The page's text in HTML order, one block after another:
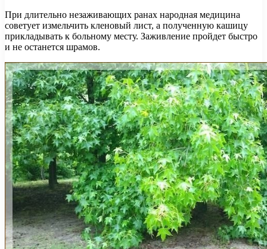
При длительно незаживающих ранах народная медицина
советует измельчить кленовый лист, а полученную кашицу
прикладывать к больному месту. Заживление пройдет быстро
и не останется шрамов.